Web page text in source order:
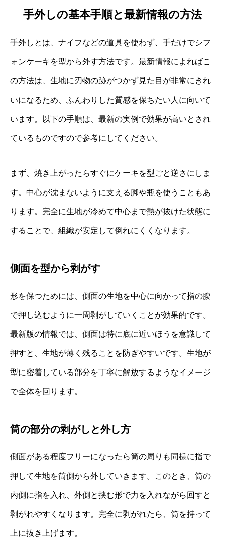
手外しの基本手順と最新情報の方法
手外しとは、ナイフなどの道具を使わず、手だけでシフ
ォンケーキを型から外す方法です。最新情報によればこ
の方法は、生地に刃物の跡がつかず見た目が非常にきれ
いになるため、ふんわりした質感を保ちたい人に向いて
います。以下の手順は、最新の実例で効果が高いとされ
ているものですので参考にしてください。
まず、焼き上がったらすぐにケーキを型ごと逆さにしま
す。中心が沈まないように支える脚や瓶を使うこともあ
ります。完全に生地が冷めて中心まで熱が抜けた状態に
することで、組織が安定して倒れにくくなります。
側面を型から剥がす
形を保つためには、側面の生地を中心に向かって指の腹
で押し込むように一周剥がしていくことが効果的です。
最新版の情報では、側面は特に底に近いほうを意識して
押すと、生地が薄く残ることを防ぎやすいです。生地が
型に密着している部分を丁寧に解放するようなイメージ
で全体を回ります。
筒の部分の剥がしと外し方
側面がある程度フリーになったら筒の周りも同様に指で
押して生地を筒側から外していきます。このとき、筒の
内側に指を入れ、外側と挟む形で力を入れながら回すと
剥がれやすくなります。完全に剥がれたら、筒を持って
上に抜き上げます。